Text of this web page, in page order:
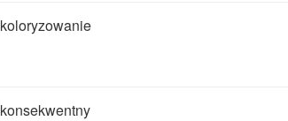
koloryzowanie
konsekwentny